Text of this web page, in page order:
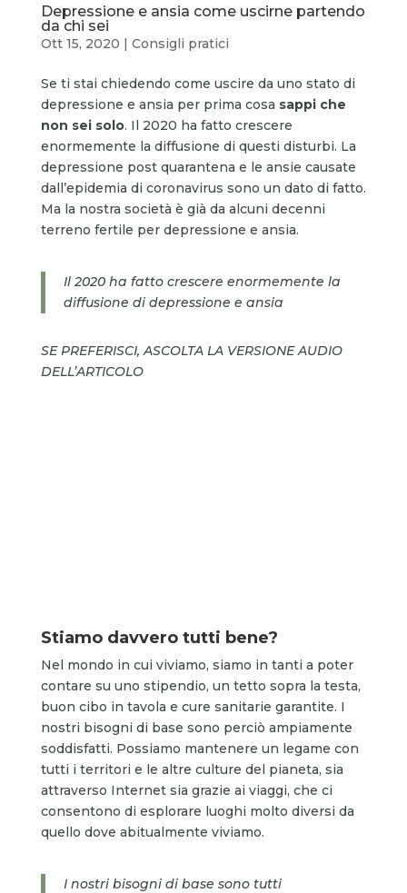
Depressione e ansia come uscirne partendo
da chi sei
Ott 15, 2020 | Consigli pratici
Se ti stai chiedendo come uscire da uno stato di
depressione e ansia per prima cosa sappi che
non sei solo. Il 2020 ha fatto crescere
enormemente la diffusione di questi disturbi. La
depressione post quarantena e le ansie causate
dall’epidemia di coronavirus sono un dato di fatto.
Ma la nostra società è già da alcuni decenni
terreno fertile per depressione e ansia.
Il 2020 ha fatto crescere enormemente la
diffusione di depressione e ansia
SE PREFERISCI, ASCOLTA LA VERSIONE AUDIO
DELL’ARTICOLO
Stiamo davvero tutti bene?
Nel mondo in cui viviamo, siamo in tanti a poter
contare su uno stipendio, un tetto sopra la testa,
buon cibo in tavola e cure sanitarie garantite. I
nostri bisogni di base sono perciò ampiamente
soddisfatti. Possiamo mantenere un legame con
tutti i territori e le altre culture del pianeta, sia
attraverso Internet sia grazie ai viaggi, che ci
consentono di esplorare luoghi molto diversi da
quello dove abitualmente viviamo.
I nostri bisogni di base sono tutti